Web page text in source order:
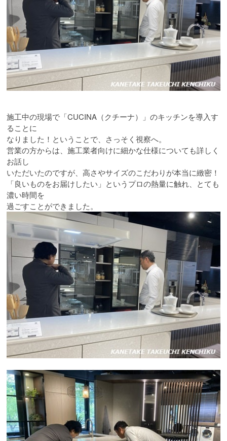
施工中の現場で「CUCINA（クチーナ）」のキッチンを導入す
ることに
なりました！ということで、さっそく視察へ。
営業の方からは、施工業者向けに細かな仕様についても詳しく
お話し
いただいたのですが、高さやサイズのこだわりが本当に緻密！
「良いものをお届けしたい」というプロの熱量に触れ、とても
濃い時間を
過ごすことができました。